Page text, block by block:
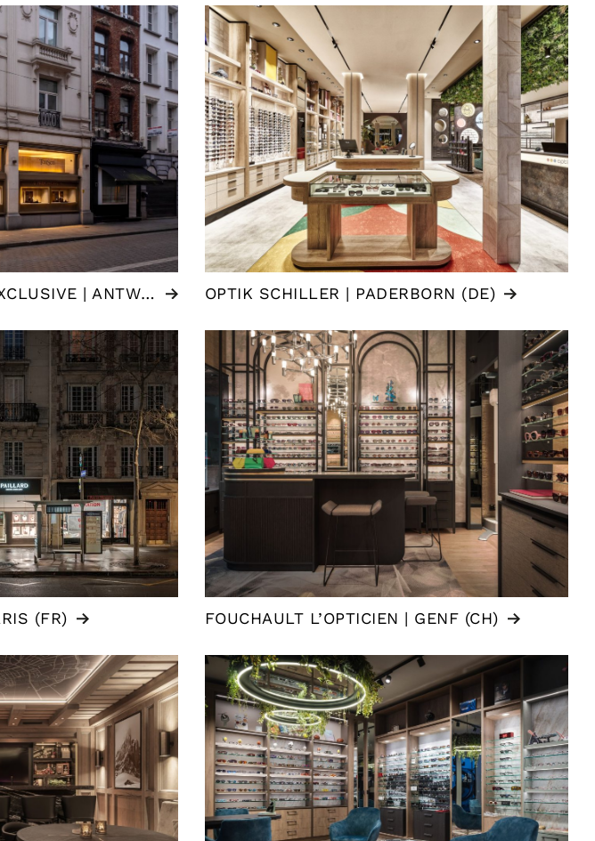
TENSEN JUWELIERE EXCLUSIVE | ANTWERPEN (BE) OPTIK SCHILLER | PADERBORN (DE)
(FR) FOUCHAULT L’OPTICIEN | GENF (CH)